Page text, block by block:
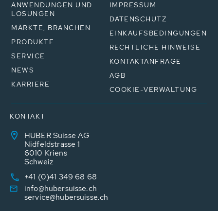
ANWENDUNGEN UND
LÖSUNGEN
MÄRKTE, BRANCHEN
PRODUKTE
SERVICE
NEWS
KARRIERE
IMPRESSUM
DATENSCHUTZ
EINKAUFSBEDINGUNGEN
RECHTLICHE HINWEISE
KONTAKTANFRAGE
AGB
COOKIE-VERWALTUNG
KONTAKT
HUBER Suisse AG
Nidfeldstrasse 1
6010 Kriens
Schweiz
+41 (0)41 349 68 68
info@hubersuisse.ch
service@hubersuisse.ch